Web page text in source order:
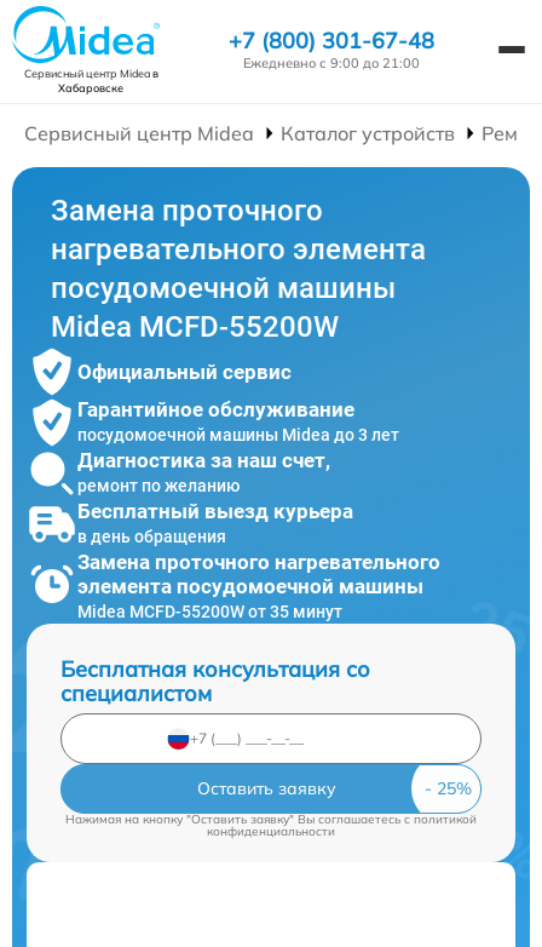
Сервисный центр Mideaв
Хабаровске
+7 (800) 301-67-48
Ежедневно с 9:00 до 21:00
Сервисный центр Midea Каталог устройств
Замена проточного
нагревательного элемента
посудомоечной машины
Midea MCFD-55200W
Официальный сервис
Гарантийное обслуживание
посудомоечной машины Midea до 3 лет
Диагностика за наш счет,
ремонт по желанию
Бесплатный выезд курьера
в день обращения
Замена проточного нагревательного
элемента посудомоечной машины
Midea MCFD-55200W от 35 минут
Бесплатная консультация со
специалистом
Оставить заявку
Нажимая на кнопку "Оставить заявку" Вы соглашаетесь cполитикой
конфиденциальности